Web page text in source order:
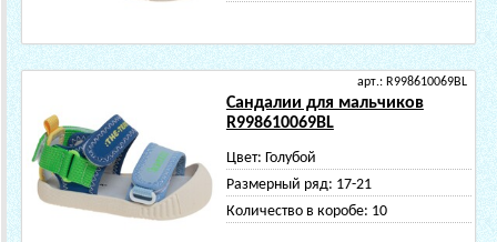
арт.: R998610069BL
Сандалии для мальчиков
R998610069BL
Цвет: Голубой
Размерный ряд: 17-21
Количество в коробе: 10